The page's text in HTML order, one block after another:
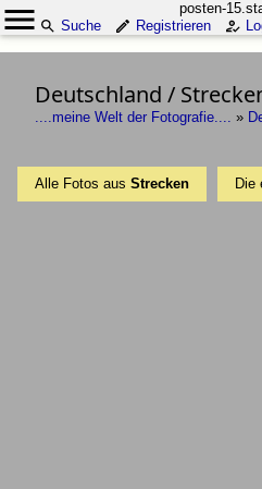
posten-
Suche
Registrieren
Deutschland /
....meine Welt der Fotografie.... »
Alle Fotos aus Strecken Die